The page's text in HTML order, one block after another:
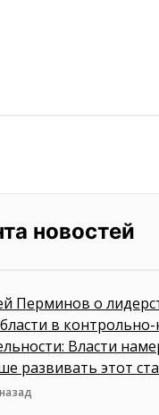
новостей
Перминов о
в
Власти
развивать этот